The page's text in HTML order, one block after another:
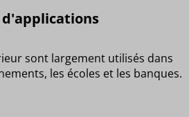
d'applications
sont largement utilisés dans
les écoles et les banques.